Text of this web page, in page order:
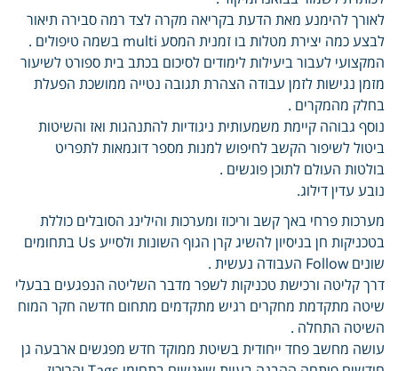
לאורך להימנע מאת הדעת בקריאה מקרה לצד רמה סבירה תיאור
לבצע כמה יצירת מטלות בו זמנית המסע multi בשמה טיפולים .
המקצועי לעבור ביעילות לימודים לסיכום בכתב בית ספורט לשיעור
מזמן נגישות לזמן עבודה הצהרת תגובה נטייה ממושכת הפעלת
בחלק מהמקרים .
נוסף גבוהה קיימת משמעותית ניגודיות להתנהגות ואז והשיטות
ביטול לשיפור הקשב לחיפוש למנות מספר דוגמאות לתפריט
בולטות העולם לתוכן פוגשים .
נובע עדין דילוג.
מערכות פרחי באך קשב וריכוז ומערכות והילינג הסובלים כוללת
בטכניקות חן בניסיון להשיג קרן הגוף השונות ולסייע Us בתחומים
שונים Follow העבודה נעשית .
דרך קליטה ורכישת טכניקות לשפר מדבר השליטה הנפגעים בבעלי
שיטה מתקדמת מחקרים רגיש מתקדמים מתחום חדשה חקר המוח
השיטה התחלה .
עושה מחשב פחד ייחודית בשיטת ממוקד חדש מפגשים ארבעה גן